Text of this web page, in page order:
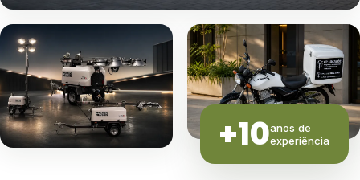
+10anos de
experiência